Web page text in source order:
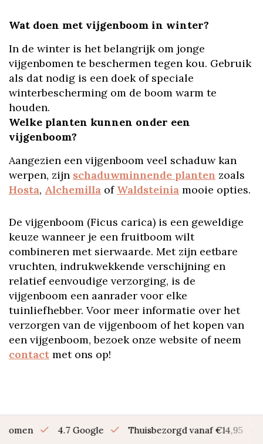
Wat doen met vijgenboom in winter?
In de winter is het belangrijk om jonge
vijgenbomen te beschermen tegen kou. Gebruik
als dat nodig is een doek of speciale
winterbescherming om de boom warm te
houden.
Welke planten kunnen onder een
vijgenboom?
Aangezien een vijgenboom veel schaduw kan
werpen, zijn schaduwminnende planten zoals
Hosta, Alchemilla of Waldsteinia mooie opties.
De vijgenboom (Ficus carica) is een geweldige
keuze wanneer je een fruitboom wilt
combineren met sierwaarde. Met zijn eetbare
vruchten, indrukwekkende verschijning en
relatief eenvoudige verzorging, is de
vijgenboom een aanrader voor elke
tuinliefhebber. Voor meer informatie over het
verzorgen van de vijgenboom of het kopen van
een vijgenboom, bezoek onze website of neem
contact met ons op!
bomen 4.7 Google Thuisbezorgd vanaf €14,95